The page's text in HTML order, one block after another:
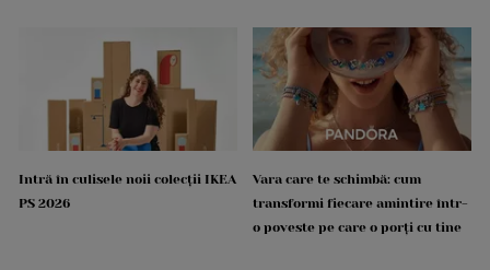
Intră în culisele noii colecții IKEA
PS 2026
Vara care te schimbă: cum
transformi fiecare amintire într-
o poveste pe care o porți cu tine